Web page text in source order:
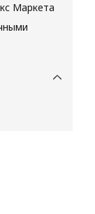
Маркета